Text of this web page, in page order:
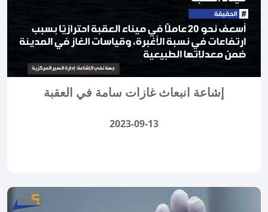
إشاعة انبعاث غازات سامة في العقبة
2023-09-13